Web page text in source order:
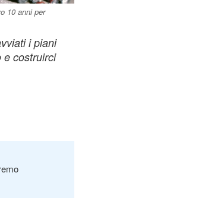
10 anni per
i piani
e costruirci